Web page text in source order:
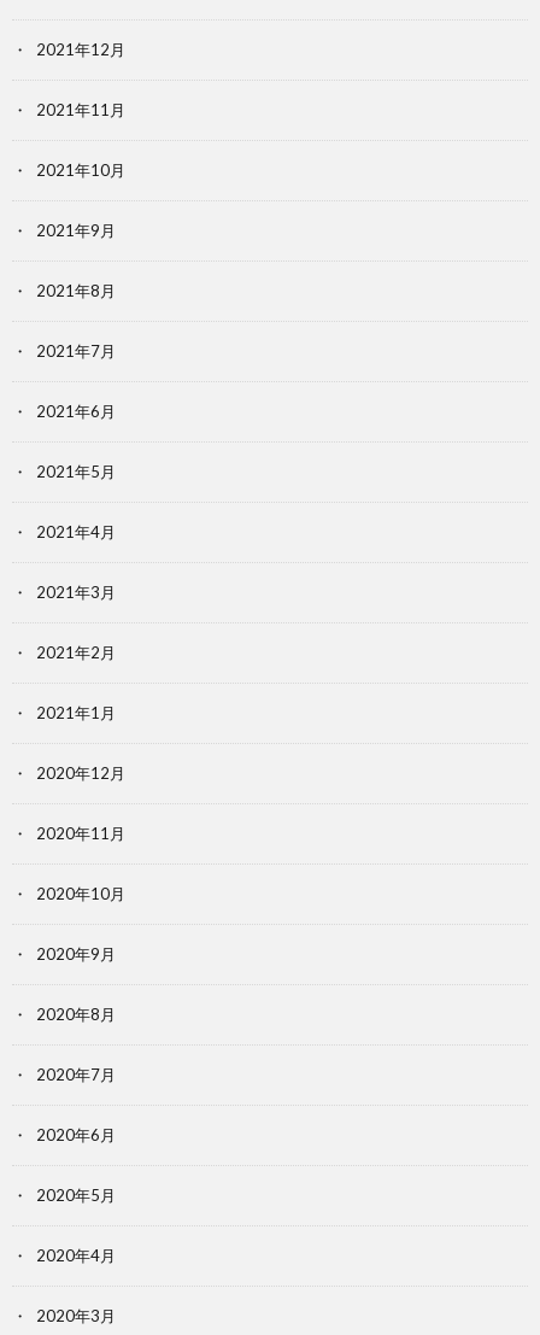
2021年12月
2021年11月
2021年10月
2021年9月
2021年8月
2021年7月
2021年6月
2021年5月
2021年4月
2021年3月
2021年2月
2021年1月
2020年12月
2020年11月
2020年10月
2020年9月
2020年8月
2020年7月
2020年6月
2020年5月
2020年4月
2020年3月